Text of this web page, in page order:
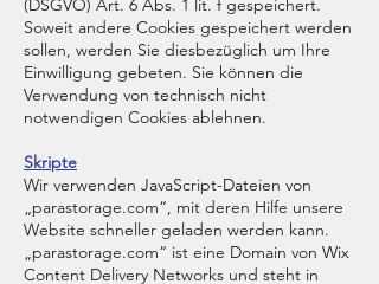
(DSGVO) Art. 6 Abs. 1 lit. f gespeichert.
Soweit andere Cookies gespeichert werden
sollen, werden Sie diesbezüglich um Ihre
Einwilligung gebeten. Sie können die
Verwendung von technisch nicht
notwendigen Cookies ablehnen.
Skripte
Wir verwenden JavaScript-Dateien von
„parastorage.com“, mit deren Hilfe unsere
Website schneller geladen werden kann.
„parastorage.com“ ist eine Domain von Wix
Content Delivery Networks und steht in